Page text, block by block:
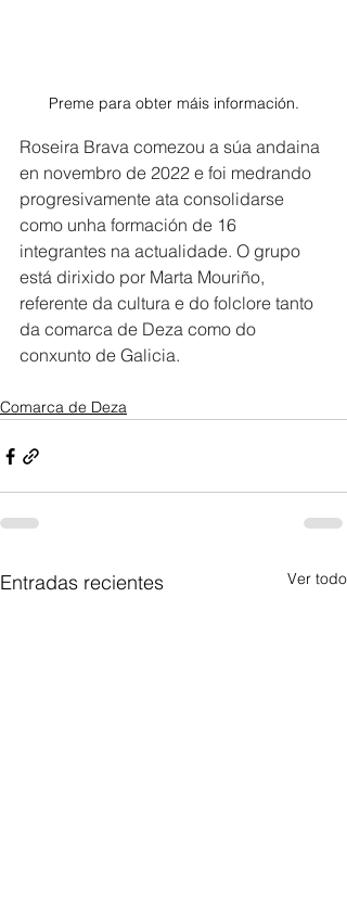
Preme para obter máis información.
Roseira Brava comezou a súa andaina
en novembro de 2022 e foi medrando
progresivamente ata consolidarse
como unha formación de 16
integrantes na actualidade. O grupo
está dirixido por Marta Mouriño,
referente da cultura e do folclore tanto
da comarca de Deza como do
conxunto de Galicia.
Comarca de Deza
Entradas recientes Ver todo